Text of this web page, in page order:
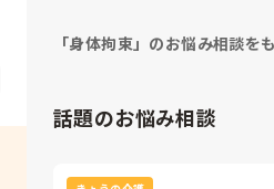
に使用するから聞きました
これらの話を聞きどう思う
長文となってしまいごめんな
布団を敷いて寝ることに近
から転落・滑り落ちても大
モヤされているかと思いま
況で「重大な事故を防ぎた
「身体拘束」のお悩み相談を
話題のお悩み相談